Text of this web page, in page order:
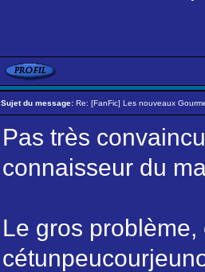
Sujet du message: Re: [FanFic] Les nouveaux
Pas très
connaisseur du
Le gros